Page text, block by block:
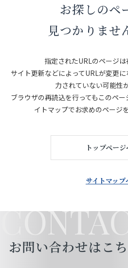
社会貢献活動
店舗をさがす
私たちのこだわり
お役立ち情報
お問い合わせ
お気に入りリスト
お探しのペ
見つかりませ
指定されたURLのページは
サイト更新などによってURLが変更
力されていない可能性
ブラウザの再読込を行ってもこのペ
イトマップでお求めのページ
トップページ
サイトマップ
お問い合わせはこ